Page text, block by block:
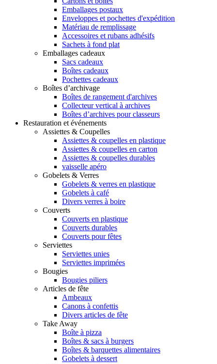
Emballages postaux
Enveloppes et pochettes d'expédition
Matériau de remplissage
Accessoires et rubans adhésifs
Sachets à fond plat
Emballages cadeaux
Sacs cadeaux
Boîtes cadeaux
Pochettes cadeaux
Boîtes d’archivage
Boîtes de rangement d'archives
Collecteur vertical à archives
Boîtes d’archives pour classeurs
Restauration et événements
Assiettes & Coupelles
Assiettes & coupelles en plastique
Assiettes & coupelles en carton
Assiettes & coupelles durables
vaisselle apéro
Gobelets & Verres
Gobelets & verres en plastique
Gobelets à café
Divers verres à boire
Couverts
Couverts en plastique
Couverts durables
Couverts pour fêtes
Serviettes
Serviettes unies
Serviettes imprimées
Bougies
Bougies piliers
Articles de fête
Ambeaux
Canons à confettis
Divers articles de fête
Take Away
Boîte à pizza
Boîtes & sacs à burgers
Boîtes & barquettes alimentaires
Gobelets à dessert